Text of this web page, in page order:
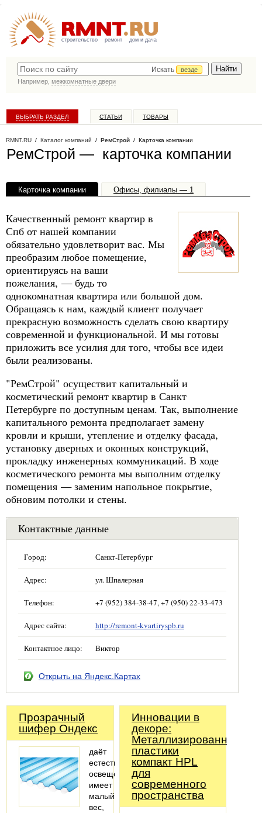
строительство ремонт дом и дача
Искать
везде
Например, межкомнатные двери
ВЫБРАТЬ РАЗДЕЛ СТАТЬИ ТОВАРЫ
RMNT.RU / Каталог компаний / РемСтрой / Карточка компании
РемСтрой — карточка компании
Карточка компании Офисы, филиалы — 1
Качественный ремонт квартир в
Спб от нашей компании
обязательно удовлетворит вас. Мы
преобразим любое помещение,
ориентируясь на ваши
пожелания, — будь то
однокомнатная квартира или большой дом.
Обращаясь к нам, каждый клиент получает
прекрасную возможность сделать свою квартиру
современной и функциональной. И мы готовы
приложить все усилия для того, чтобы все идеи
были реализованы.
"РемСтрой" осуществит капитальный и
косметический ремонт квартир в Санкт
Петербурге по доступным ценам. Так, выполнение
капитального ремонта предполагает замену
кровли и крыши, утепление и отделку фасада,
установку дверных и оконных конструкций,
прокладку инженерных коммуникаций. В ходе
косметического ремонта мы выполним отделку
помещения — заменим напольное покрытие,
обновим потолки и стены.
Контактные данные
Город: Санкт-Петербург
Адрес: ул. Шпалерная
Телефон: +7 (952) 384-38-47, +7 (950) 22-33-473
Адрес сайта: http://remont-kvartiryspb.ru
Контактное лицо: Виктор
Открыть на Яндекс.Картах
Прозрачный
шифер Ондекс
даёт
естественное
освещение
имеет
малый
вес,
Инновации в
декоре:
Металлизированные
пластики
компакт HPL
для
современного
пространства